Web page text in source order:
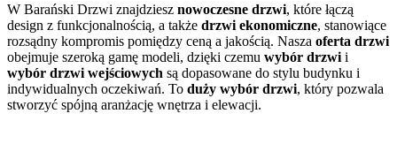
W Barański Drzwi znajdziesz nowoczesne drzwi, które łączą
design z funkcjonalnością, a także drzwi ekonomiczne, stanowiące
rozsądny kompromis pomiędzy ceną a jakością. Nasza oferta drzwi
obejmuje szeroką gamę modeli, dzięki czemu wybór drzwi i
wybór drzwi wejściowych są dopasowane do stylu budynku i
indywidualnych oczekiwań. To duży wybór drzwi, który pozwala
stworzyć spójną aranżację wnętrza i elewacji.